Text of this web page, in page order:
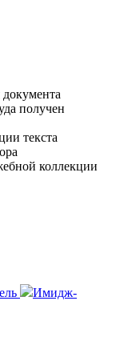
получен
текста
коллекции
Имидж-